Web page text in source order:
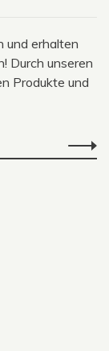
und erhalten
Durch unseren
Produkte und